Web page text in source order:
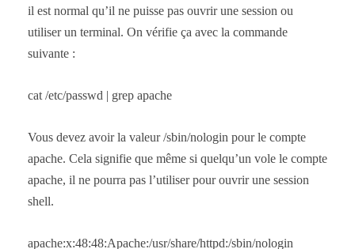
il est normal qu’il ne puisse pas ouvrir une session ou
utiliser un terminal. On vérifie ça avec la commande
suivante :
cat /etc/passwd | grep apache
Vous devez avoir la valeur /sbin/nologin pour le compte
apache. Cela signifie que même si quelqu’un vole le compte
apache, il ne pourra pas l’utiliser pour ouvrir une session
shell.
apache:x:48:48:Apache:/usr/share/httpd:/sbin/nologin